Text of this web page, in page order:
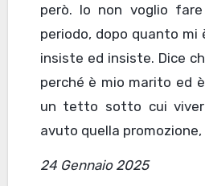
però. Io non voglio
periodo, dopo quanto mi
insiste ed insiste. Dice
perché è mio marito ed
un tetto sotto cui
avuto quella
24 Gennaio 2025